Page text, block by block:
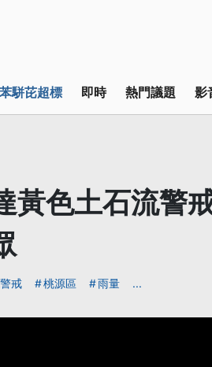
駢芘超標 即時 熱門議題 影
黃色土石流警
戒 桃源區 雨量 ...